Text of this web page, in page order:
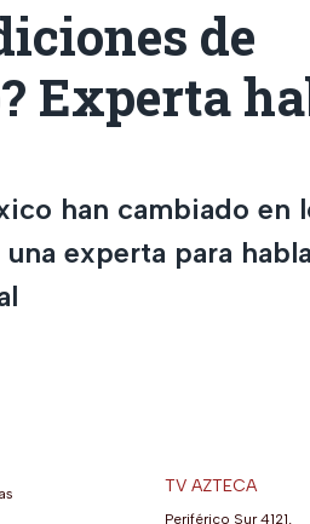
de
Experta
han cambiado en
experta para
TV AZTECA
Periférico Sur 4121,